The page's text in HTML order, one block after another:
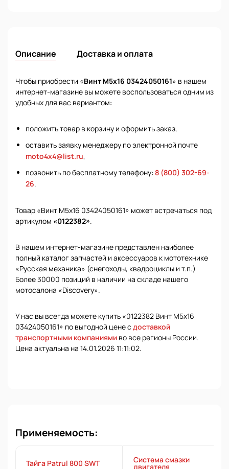
Описание Доставка и оплата
Чтобы приобрести «Винт М5х16 03424050161» в нашем
интернет-магазине вы можете воспользоваться одним из
удобных для вас вариантом:
положить товар в корзину и оформить заказ,
оставить заявку менеджеру по электронной почте
moto4x4@list.ru,
позвонить по бесплатному телефону: 8 (800) 302-69-
26.
Товар «Винт М5х16 03424050161» может встречаться под
артикулом «0122382».
В нашем интернет-магазине представлен наиболее
полный каталог запчастей и аксессуаров к мототехнике
«Русская механика» (снегоходы, квадроциклы и т.п.)
Более 30000 позиций в наличии на складе нашего
мотосалона «Discovery».
У нас вы всегда можете купить «0122382 Винт М5х16
03424050161» по выгодной цене с доставкой
транспортными компаниями во все регионы России.
Цена актуальна на 14.01.2026 11:11:02.
Применяемость:
Тайга Patrul 800 SWT Система смазки
двигателя